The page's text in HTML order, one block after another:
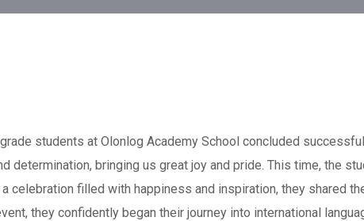
students at Olonlog Academy School concluded
determination, bringing us great joy and pride. This time, the
celebration filled with happiness and inspiration, they shared
they confidently began their journey into international